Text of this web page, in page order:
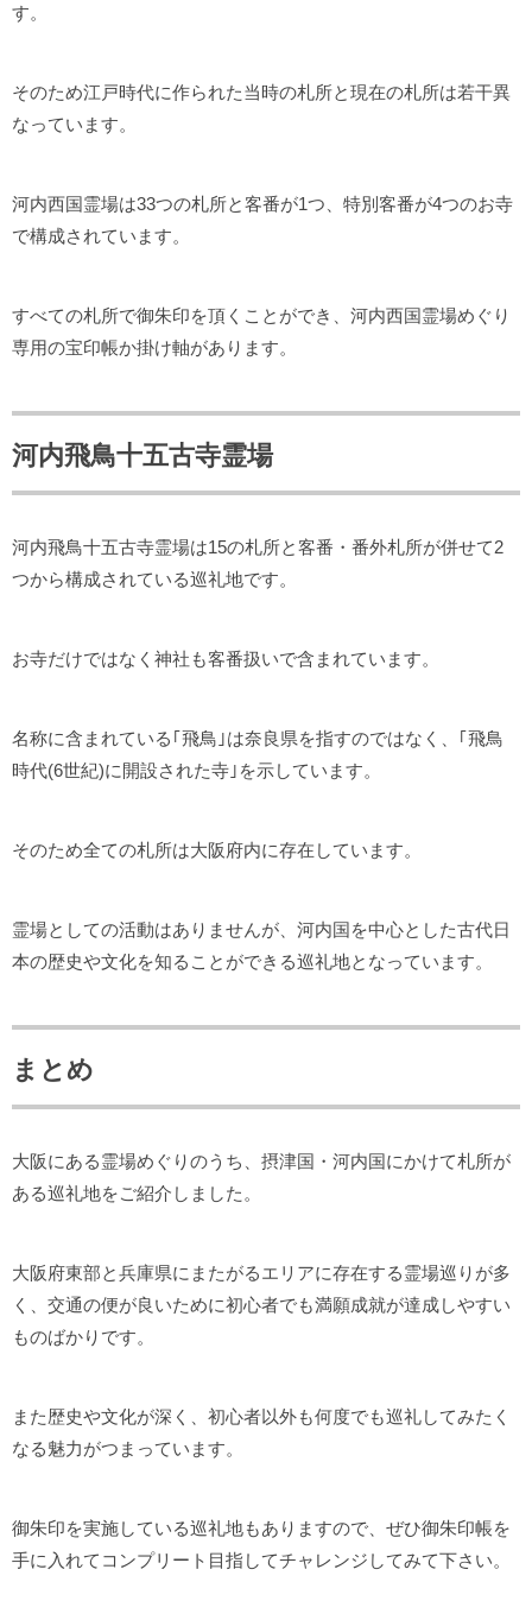
す。
そのため江戸時代に作られた当時の札所と現在の札所は若干異
なっています。
河内西国霊場は33つの札所と客番が1つ、特別客番が4つのお寺
で構成されています。
すべての札所で御朱印を頂くことができ、河内西国霊場めぐり
専用の宝印帳か掛け軸があります。
河内飛鳥十五古寺霊場
河内飛鳥十五古寺霊場は15の札所と客番・番外札所が併せて2
つから構成されている巡礼地です。
お寺だけではなく神社も客番扱いで含まれています。
名称に含まれている｢飛鳥｣は奈良県を指すのではなく、｢飛鳥
時代(6世紀)に開設された寺｣を示しています。
そのため全ての札所は大阪府内に存在しています。
霊場としての活動はありませんが、河内国を中心とした古代日
本の歴史や文化を知ることができる巡礼地となっています。
まとめ
大阪にある霊場めぐりのうち、摂津国・河内国にかけて札所が
ある巡礼地をご紹介しました。
大阪府東部と兵庫県にまたがるエリアに存在する霊場巡りが多
く、交通の便が良いために初心者でも満願成就が達成しやすい
ものばかりです。
また歴史や文化が深く、初心者以外も何度でも巡礼してみたく
なる魅力がつまっています。
御朱印を実施している巡礼地もありますので、ぜひ御朱印帳を
手に入れてコンプリート目指してチャレンジしてみて下さい。